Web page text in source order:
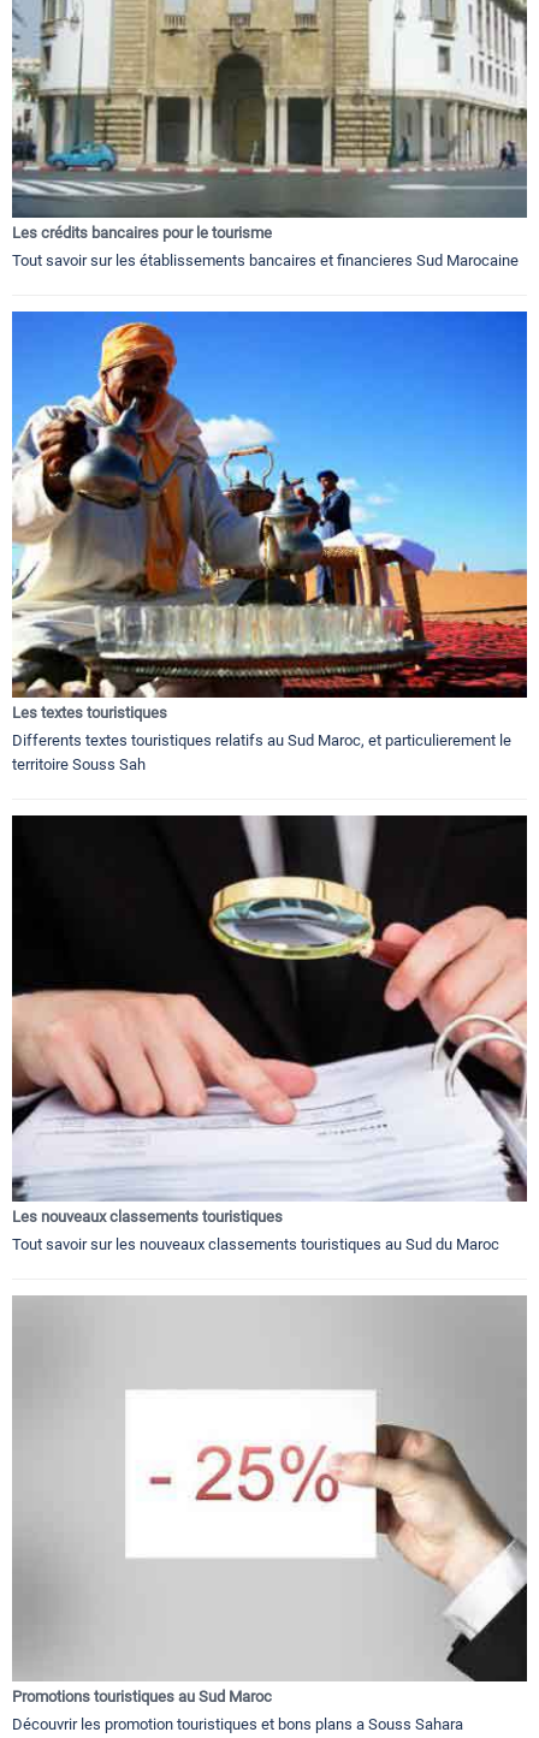
Les crédits bancaires pour le tourisme
Tout savoir sur les établissements bancaires et financieres Sud Marocaine
Les textes touristiques
Differents textes touristiques relatifs au Sud Maroc, et particulierement le
territoire Souss Sah
Les nouveaux classements touristiques
Tout savoir sur les nouveaux classements touristiques au Sud du Maroc
Promotions touristiques au Sud Maroc
Découvrir les promotion touristiques et bons plans a Souss Sahara